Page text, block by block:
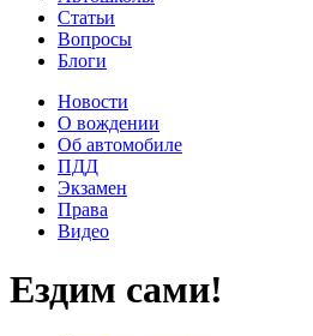
Статьи
Вопросы
Блоги
Новости
О вождении
Об автомобиле
ПДД
Экзамен
Права
Видео
Ездим сами!